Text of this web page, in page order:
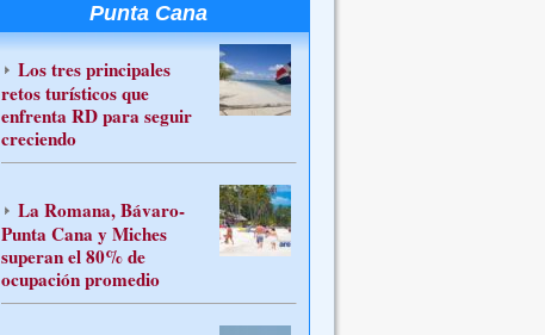
Punta Cana
Los tres principales
retos turísticos que
enfrenta RD para seguir
creciendo
La Romana, Bávaro-
Punta Cana y Miches
superan el 80% de
ocupación promedio